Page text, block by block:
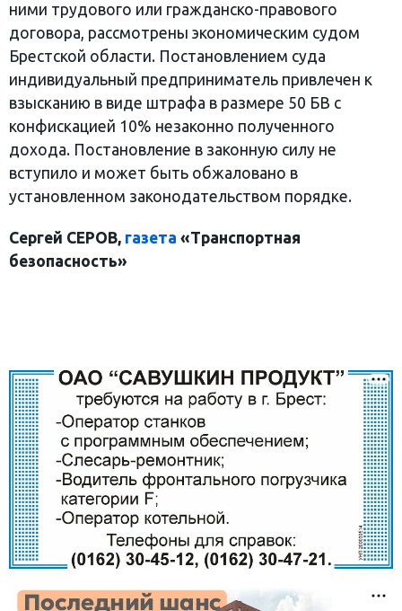
ними трудового или гражданско-правового
договора, рассмотрены экономическим судом
Брестской области. Постановлением суда
индивидуальный предприниматель привлечен к
взысканию в виде штрафа в размере 50 БВ с
конфискацией 10% незаконно полученного
дохода. Постановление в законную силу не
вступило и может быть обжаловано в
установленном законодательством порядке.
Сергей СЕРОВ, газета «Транспортная
безопасность»